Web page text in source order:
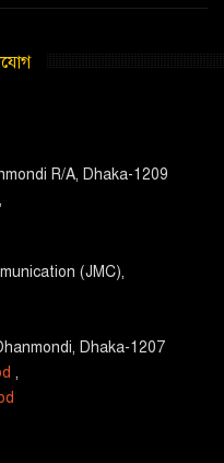
R/A, Dhaka-1209
,
(JMC)​,
Dhaka-1207
,